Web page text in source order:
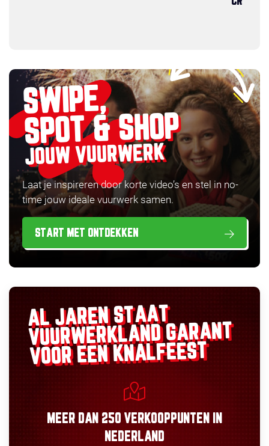
SWIPE,
SPOT & SHOP
JOUW VUURWERK
Laat je inspireren door korte video’s en stel in no-
time jouw ideale vuurwerk samen.
START MET ONTDEKKEN
AL JAREN STAAT
VUURWERKLANDGARANT
VOOR EEN KNALFEEST
MEER DAN 250 VERKOOPPUNTEN
IN
NEDERLAND